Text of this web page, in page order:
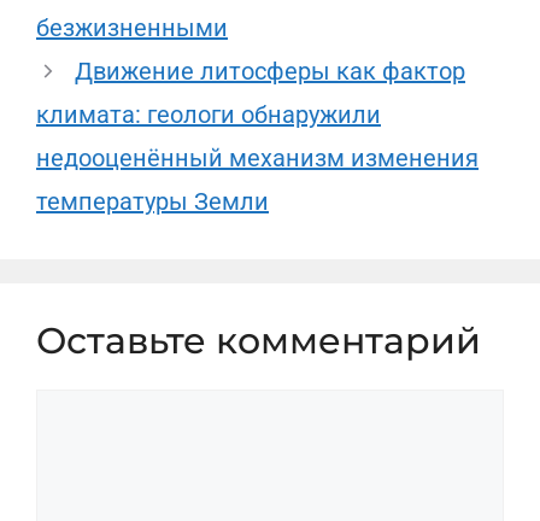
безжизненными
Движение литосферы как фактор
климата: геологи обнаружили
недооценённый механизм изменения
температуры Земли
Оставьте комментарий